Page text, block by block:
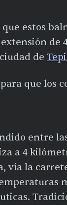
estos
de
de
que los
entre
a 4
vía la